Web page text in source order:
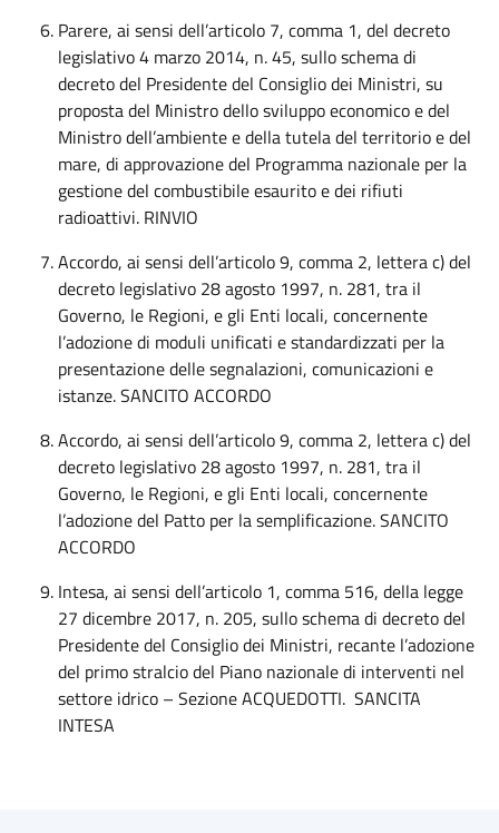
Parere, ai sensi dell’articolo 7, comma 1, del decreto
legislativo 4 marzo 2014, n. 45, sullo schema di
decreto del Presidente del Consiglio dei Ministri, su
proposta del Ministro dello sviluppo economico e del
Ministro dell’ambiente e della tutela del territorio e del
mare, di approvazione del Programma nazionale per la
gestione del combustibile esaurito e dei rifiuti
radioattivi. RINVIO
Accordo, ai sensi dell’articolo 9, comma 2, lettera c) del
decreto legislativo 28 agosto 1997, n. 281, tra il
Governo, le Regioni, e gli Enti locali, concernente
l’adozione di moduli unificati e standardizzati per la
presentazione delle segnalazioni, comunicazioni e
istanze. SANCITO ACCORDO
Accordo, ai sensi dell’articolo 9, comma 2, lettera c) del
decreto legislativo 28 agosto 1997, n. 281, tra il
Governo, le Regioni, e gli Enti locali, concernente
l’adozione del Patto per la semplificazione. SANCITO
ACCORDO
Intesa, ai sensi dell’articolo 1, comma 516, della legge
27 dicembre 2017, n. 205, sullo schema di decreto del
Presidente del Consiglio dei Ministri, recante l’adozione
del primo stralcio del Piano nazionale di interventi nel
settore idrico – Sezione ACQUEDOTTI. SANCITA
INTESA